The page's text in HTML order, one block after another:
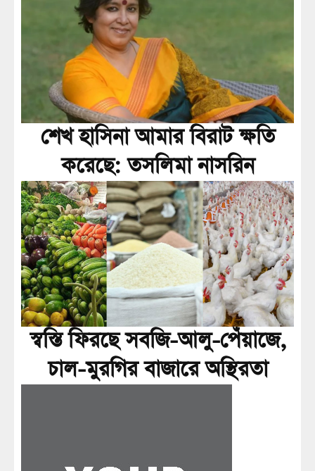
শেখ হাসিনা আমার বিরাট ক্ষতি
করেছে: তসলিমা নাসরিন
স্বস্তি ফিরছে সবজি-আলু-পেঁয়াজে,
চাল-মুরগির বাজারে অস্থিরতা